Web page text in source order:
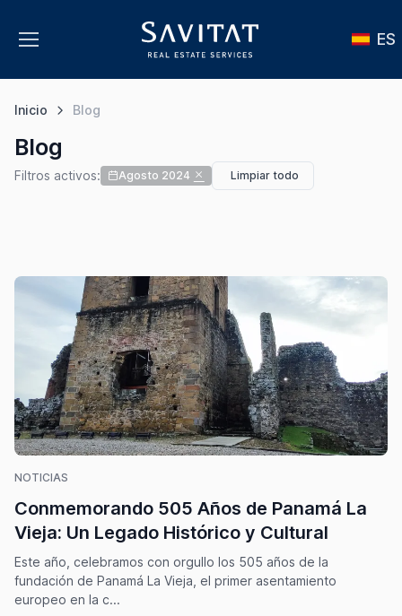
ES
Inicio Blog
Blog
Filtros activos: Agosto 2024 Limpiar todo
NOTICIAS
Conmemorando 505 Años de Panamá La
Vieja: Un Legado Histórico y Cultural
Este año, celebramos con orgullo los 505 años de la
fundación de Panamá La Vieja, el primer asentamiento
europeo en la c...